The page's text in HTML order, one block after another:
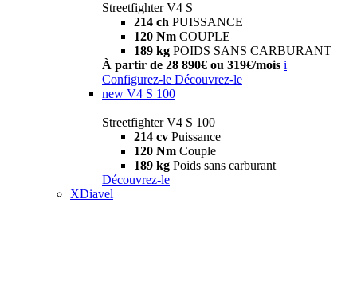
Streetfighter V4 S
214 ch PUISSANCE
120 Nm COUPLE
189 kg POIDS SANS CARBURANT
À partir de 28 890€ ou 319€/mois i
Configurez-le Découvrez-le
new V4 S 100
Streetfighter V4 S 100
214 cv Puissance
120 Nm Couple
189 kg Poids sans carburant
Découvrez-le
XDiavel